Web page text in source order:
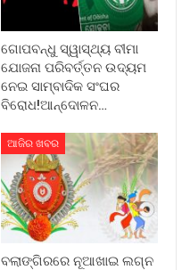
ଗୋପବନ୍ଧୁ ସ୍ୱାସ୍ଥ୍ୟ ବୀମା
ଯୋଜନା ପରିବର୍ତ୍ତନ ଉଦ୍ୟମ
ନେଇ ସାମ୍ବାଦିକ ସଂଘର
ବିରୋଧ!ଆନ୍ଦୋଳନ…
ଆଜିର ଖବର
ବଲାଙ୍ଗିରରେ ନୂଆଖାଇ ଲଗ୍ନ